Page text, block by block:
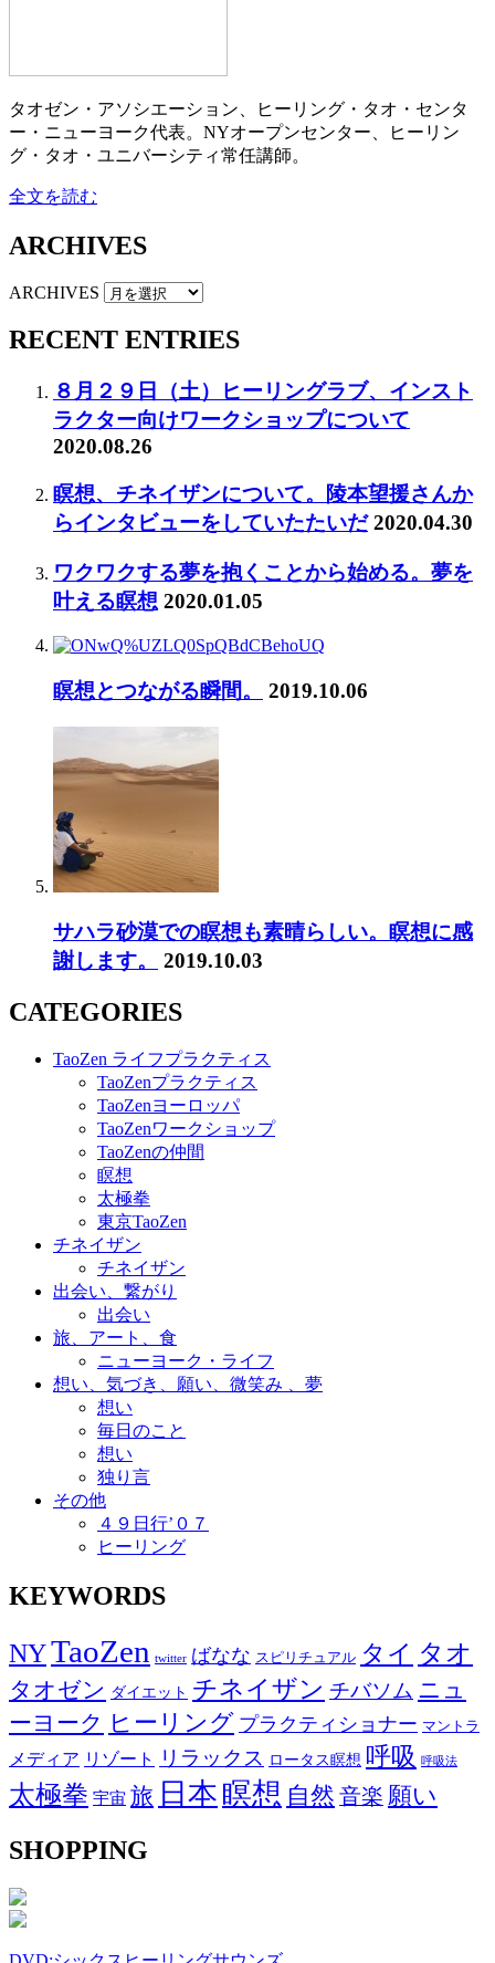
タオゼン・アソシエーション、ヒーリング・タオ・センタ
ー・ニューヨーク代表。NYオープンセンター、ヒーリン
グ・タオ・ユニバーシティ常任講師。
全文を読む
ARCHIVES
ARCHIVES
RECENT ENTRIES
８月２９日（土）ヒーリングラブ、インスト
ラクター向けワークショップについて
2020.08.26
瞑想、チネイザンについて。陵本望援さんか
らインタビューをしていたたいだ 2020.04.30
ワクワクする夢を抱くことから始める。夢を
叶える瞑想 2020.01.05
瞑想とつながる瞬間。 2019.10.06
サハラ砂漠での瞑想も素晴らしい。瞑想に感
謝します。
2019.10.03
CATEGORIES
TaoZen ライフプラクティス
TaoZenプラクティス
TaoZenヨーロッパ
TaoZenワークショップ
TaoZenの仲間
瞑想
太極拳
東京TaoZen
チネイザン
チネイザン
出会い、繋がり
出会い
旅、アート、食
ニューヨーク・ライフ
想い、気づき、願い、微笑み 、夢
想い
毎日のこと
想い
独り言
その他
４９日行’０７
ヒーリング
KEYWORDS
NYTaoZen twitter ばなな スピリチュアル タイ タオ
タオゼン ダイエット チネイザン チバソム ニュ
ーヨーク ヒーリング プラクティショナー マントラ
メディア リゾート リラックス ロータス瞑想 呼吸 呼吸法
太極拳 宇宙 旅 日本 瞑想 自然 音楽 願い
SHOPPING